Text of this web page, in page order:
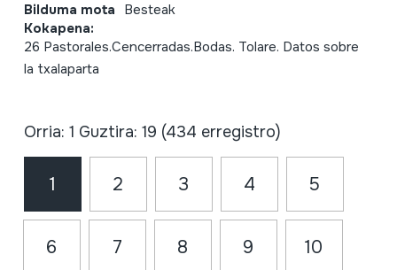
Bilduma mota Besteak
Kokapena:
26 Pastorales.Cencerradas.Bodas. Tolare. Datos sobre
la txalaparta
Orria: 1 Guztira: 19 (434 erregistro)
1 2 3 4 5
6 7 8 9 10